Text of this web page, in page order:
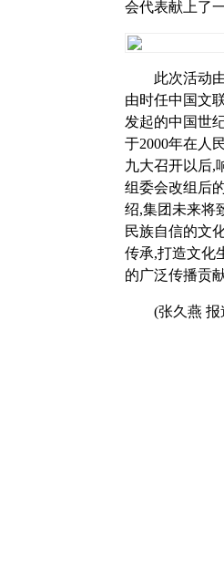
会代表献上了
此次活动
由时任中国文
发起的中国世
于2000年在人
九大召开以后,
组委会改组后
绍,集团未来将
民族自信的文
传承,打造文化
的广泛传播贡
(张久燕 报